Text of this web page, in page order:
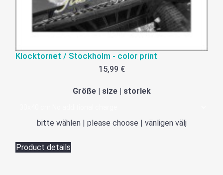
Klocktornet / Stockholm - color print
15,99 €
Größe | size | storlek
bitte wählen | please choose | vänligen välj
Product details